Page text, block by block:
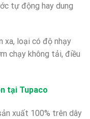
tự động hay dung
xa, loại có độ nhạy
chạy không tải, điều
tại Tupaco
xuất 100% trên dây